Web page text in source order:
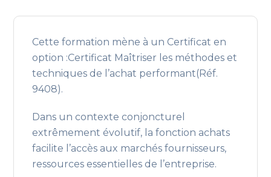
Cette formation mène à un Certificat en
option :Certificat Maîtriser les méthodes et
techniques de l’achat performant(Réf.
9408).
Dans un contexte conjoncturel
extrêmement évolutif, la fonction achats
facilite l’accès aux marchés fournisseurs,
ressources essentielles de l’entreprise.